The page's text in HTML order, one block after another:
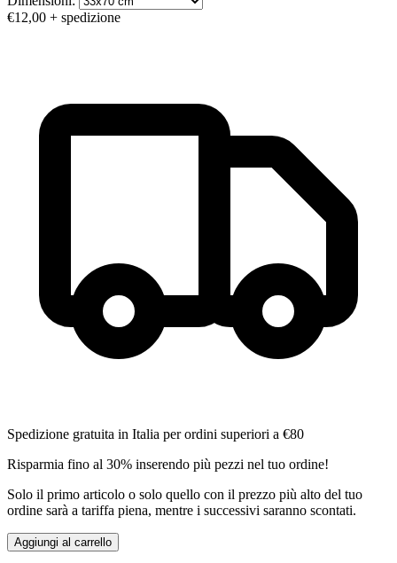
€12,00 + spedizione
Spedizione gratuita in Italia per ordini superiori a €80
Risparmia fino al 30% inserendo più pezzi nel tuo ordine!
Solo il primo articolo o solo quello con il prezzo più alto del tuo
ordine sarà a tariffa piena, mentre i successivi saranno scontati.
Aggiungi al carrello